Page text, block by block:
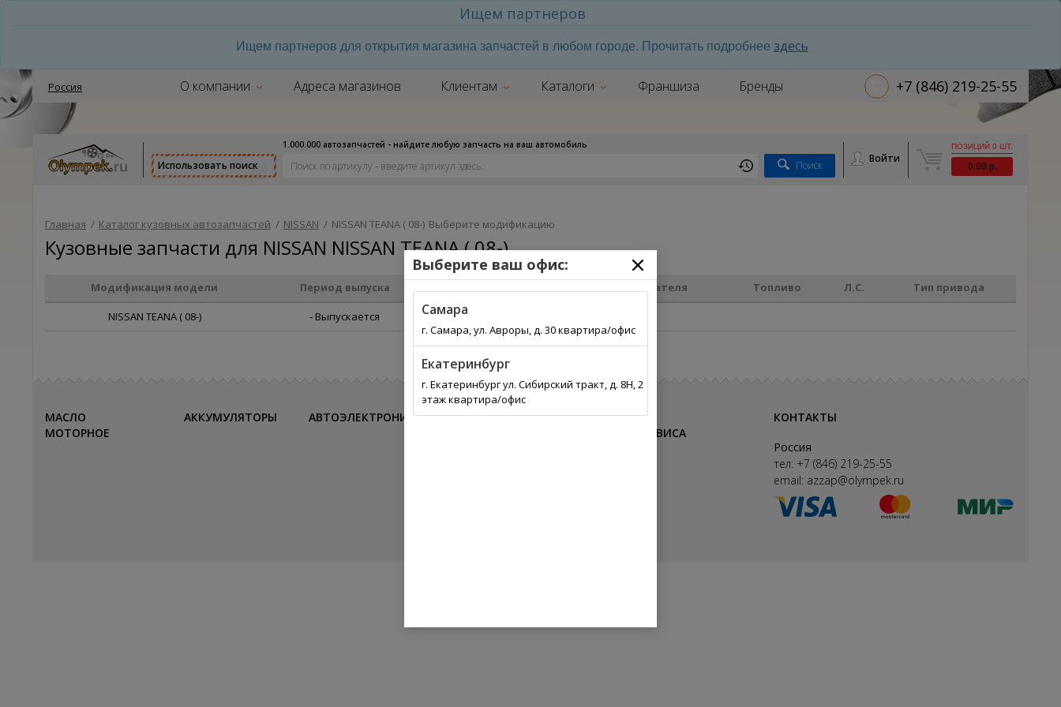
Ищем партнеров
Ищем партнеров для открытия магазина запчастей в любом городе. Прочитать подробнее здесь
Россия О компании Адреса магазинов Клиентам Каталоги Франшиза Бренды +7 (846) 219-25-55
Использовать поиск
1.000.000 автозапчастей - найдите любую запчасть на ваш автомобиль
Поиск
Войти
ПОЗИЦИЙ 0 ШТ.
0.00 р.
Главная / Каталог кузовных автозапчастей / NISSAN / NISSAN TEANA ( 08-) Выберите модификацию
Кузовные запчасти для NISSAN NISSAN TEANA ( 08-)
Модификация модели Период выпуска Модель двигателя Топливо Л.С. Тип привода
NISSAN TEANA ( 08-) - Выпускается
МАСЛО
МОТОРНОЕ
АККУМУЛЯТОРЫ АВТОЭЛЕКТРОНИКА
ДОП-
ВСЁ ДЛЯ
АВТОСЕРВИСА
КОНТАКТЫ
Россия
тел: +7 (846) 219-25-55
email: azzap@olympek.ru
Выберите ваш офис:
Самара
г. Самара, ул. Авроры, д. 30 квартира/офис
Екатеринбург
г. Екатеринбург ул. Сибирский тракт, д. 8Н, 2
этаж квартира/офис